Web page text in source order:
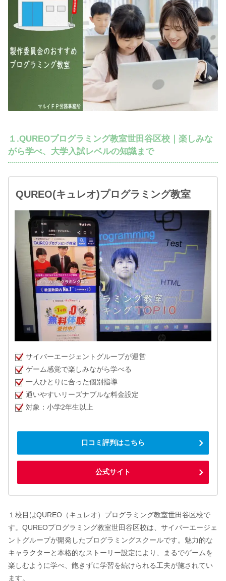
１.QUREOプログラミング教室世田谷区校｜楽しみな
がら学べ、大学入試レベルの知識まで
QUREO(キュレオ)プログラミング教室
サイバーエージェントグループが運営
ゲーム感覚で楽しみながら学べる
一人ひとりに合った個別指導
通いやすいリーズナブルな料金設定
対象：小学2年生以上
口コミ評判はこちら
公式サイト
１校目はQUREO（キュレオ）プログラミング教室世田谷区校で
す。QUREOプログラミング教室世田谷区校は、サイバーエージェ
ントグループが開発したプログラミングスクールです。魅力的な
キャラクターと本格的なストーリー設定により、まるでゲームを
楽しむように学べ、飽きずに学習を続けられる工夫が施されてい
ます。